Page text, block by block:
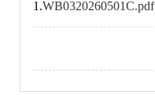
1.WB0320260501C.pdf